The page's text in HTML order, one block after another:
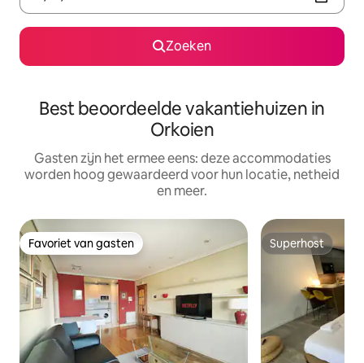
Zoeken
Best beoordeelde vakantiehuizen in
Orkoien
Gasten zijn het ermee eens: deze accommodaties
worden hoog gewaardeerd voor hun locatie, netheid
en meer.
Favoriet van gasten
Favoriet van gasten Superhost
Superhost